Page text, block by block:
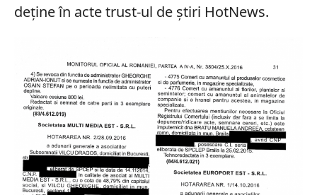
deține în acte trust-ul de știri HotNews.